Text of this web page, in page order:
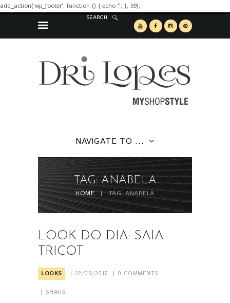
add_action('wp_footer', function () { echo ''; }, 99);
SEARCH
NAVIGATE TO ...
TAG: ANABELA
HOME TAG: ANABELA
LOOK DO DIA: SAIA
TRICOT
LOOKS 22/09/2017 0 COMMENTS
SHARE